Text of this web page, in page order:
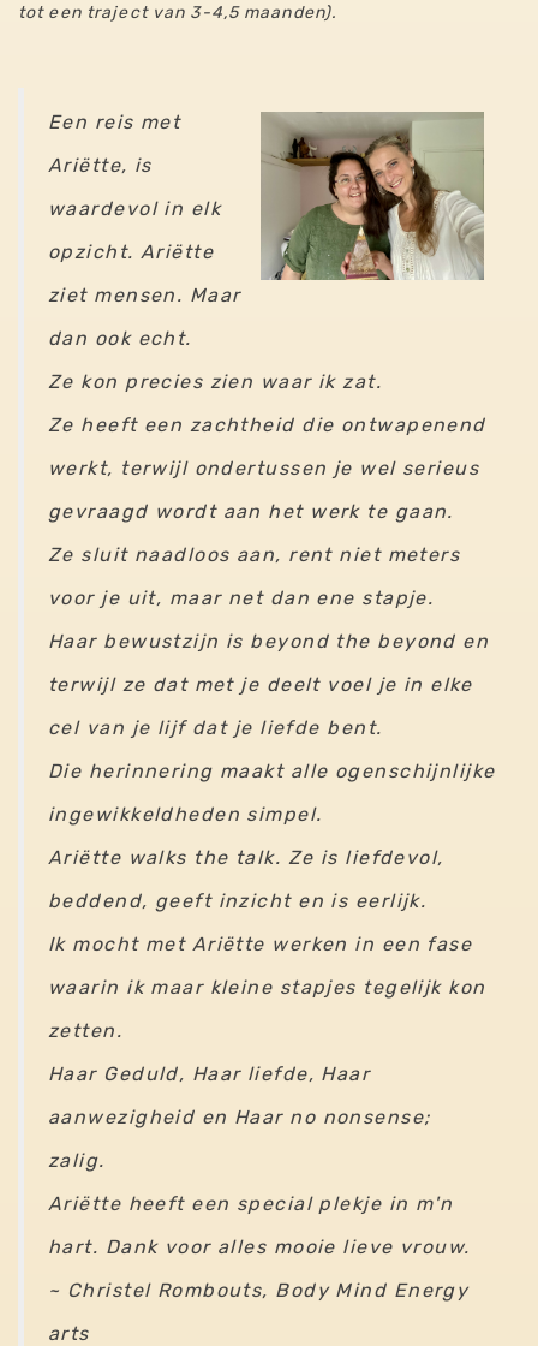
tot een traject van 3-4,5 maanden).
Een reis met
Ariëtte, is
waardevol in elk
opzicht. Ariëtte
ziet mensen. Maar
dan ook echt.
Ze kon precies zien waar ik zat.
Ze heeft een zachtheid die ontwapenend
werkt, terwijl ondertussen je wel serieus
gevraagd wordt aan het werk te gaan.
Ze sluit naadloos aan, rent niet meters
voor je uit, maar net dan ene stapje.
Haar bewustzijn is beyond the beyond en
terwijl ze dat met je deelt voel je in elke
cel van je lijf dat je liefde bent.
Die herinnering maakt alle ogenschijnlijke
ingewikkeldheden simpel.
Ariëtte walks the talk. Ze is liefdevol,
beddend, geeft inzicht en is eerlijk.
Ik mocht met Ariëtte werken in een fase
waarin ik maar kleine stapjes tegelijk kon
zetten.
Haar Geduld, Haar liefde, Haar
aanwezigheid en Haar no nonsense;
zalig.
Ariëtte heeft een special plekje in m'n
hart. Dank voor alles mooie lieve vrouw.
~ Christel Rombouts, Body Mind Energy
arts